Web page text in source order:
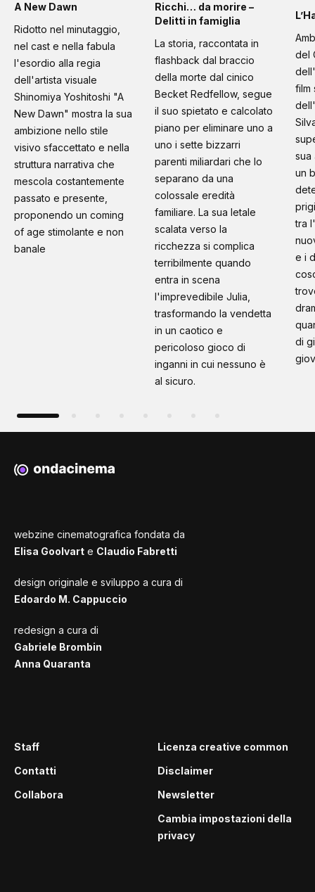
A New Dawn
Ridotto nel minutaggio,
nel cast e nella fabula
l'esordio alla regia
dell'artista visuale
Shinomiya Yoshitoshi "A
New Dawn" mostra la sua
ambizione nello stile
visivo sfaccettato e nella
struttura narrativa che
mescola costantemente
passato e presente,
proponendo un coming
of age stimolante e non
banale
Ricchi… da morire –
Delitti in famiglia
La storia, raccontata in
flashback dal braccio
della morte dal cinico
Becket Redfellow, segue
il suo spietato e calcolato
piano per eliminare uno a
uno i sette bizzarri
parenti miliardari che lo
separano da una
colossale eredità
familiare. La sua letale
scalata verso la
ricchezza si complica
terribilmente quando
entra in scena
l'imprevedibile Julia,
trasformando la vendetta
in un caotico e
pericoloso gioco di
inganni in cui nessuno è
al sicuro.
del
film
sua
un
tra
e i
di
webzine cinematografica fondata da
Elisa Goolvart e Claudio Fabretti
design originale e sviluppo a cura di
Edoardo M. Cappuccio
redesign a cura di
Gabriele Brombin
Anna Quaranta
Staff
Contatti
Collabora
Licenza creative common
Disclaimer
Newsletter
Cambia impostazioni della
privacy